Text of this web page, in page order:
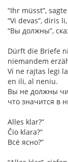
“Ihr müsst”,
“Vi devas”, diris
“Вы должны”,
Dürft die Briefe
niemandem
Vi ne rajtas legi
en ili, al neniu.
Вы не должны
что значится в
Alles klar?”
Ĉio klara?”
Всё ясно?”